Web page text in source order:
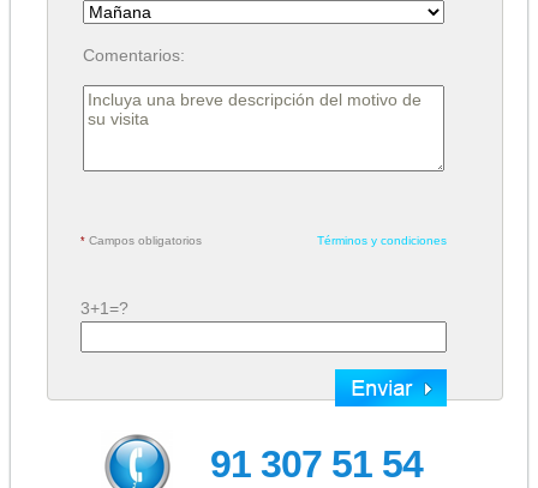
Comentarios:
*Campos obligatorios Términos y condiciones
3+1=?
91 307 51 54